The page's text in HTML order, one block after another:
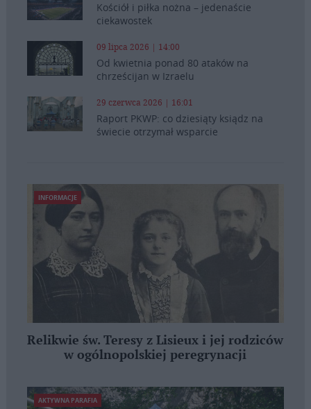
Kościół i piłka nożna – jedenaście
ciekawostek
09 lipca 2026 | 14:00
Od kwietnia ponad 80 ataków na
chrześcijan w Izraelu
29 czerwca 2026 | 16:01
Raport PKWP: co dziesiąty ksiądz na
świecie otrzymał wsparcie
INFORMACJE
Relikwie św. Teresy z Lisieux i jej rodziców
w ogólnopolskiej peregrynacji
AKTYWNA PARAFIA